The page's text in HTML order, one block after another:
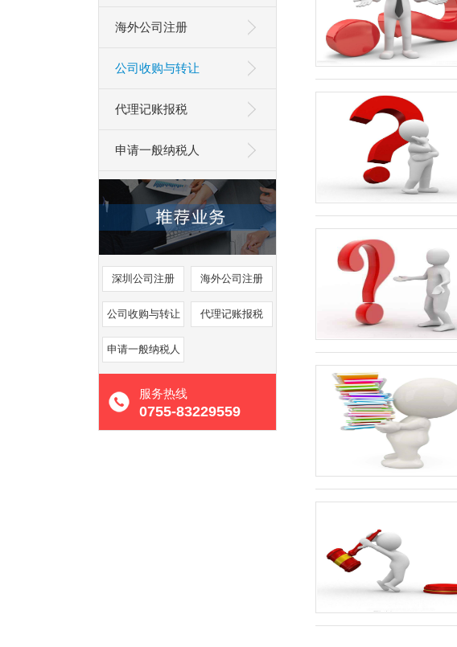
海外公司注册
公司收购与转让
代理记账报税
申请一般纳税人
深圳公司注册 海外公司注册
公司收购与转让 代理记账报税
申请一般纳税人
服务热线
0755-83229559